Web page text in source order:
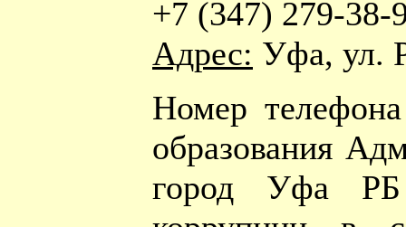
+7 (347) 279-38-
Адрес: Уфа, ул.
Номер
образования
город Уфа